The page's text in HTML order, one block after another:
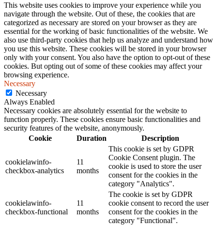
This website uses cookies to improve your experience while you
navigate through the website. Out of these, the cookies that are
categorized as necessary are stored on your browser as they are
essential for the working of basic functionalities of the website. We
also use third-party cookies that help us analyze and understand how
you use this website. These cookies will be stored in your browser
only with your consent. You also have the option to opt-out of these
cookies. But opting out of some of these cookies may affect your
browsing experience.
Necessary
Necessary
Always Enabled
Necessary cookies are absolutely essential for the website to
function properly. These cookies ensure basic functionalities and
security features of the website, anonymously.
Cookie
Duration Description
cookielawinfo-
checkbox-analytics
11
months
This cookie is set by GDPR
Cookie Consent plugin. The
cookie is used to store the user
consent for the cookies in the
category "Analytics".
cookielawinfo-
checkbox-functional
11
months
The cookie is set by GDPR
cookie consent to record the user
consent for the cookies in the
category "Functional".